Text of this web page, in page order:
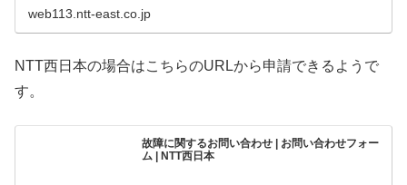
web113.ntt-east.co.jp
NTT西日本の場合はこちらのURLから申請できるようで
す。
故障に関するお問い合わせ | お問い合わせフォー
ム | NTT西日本